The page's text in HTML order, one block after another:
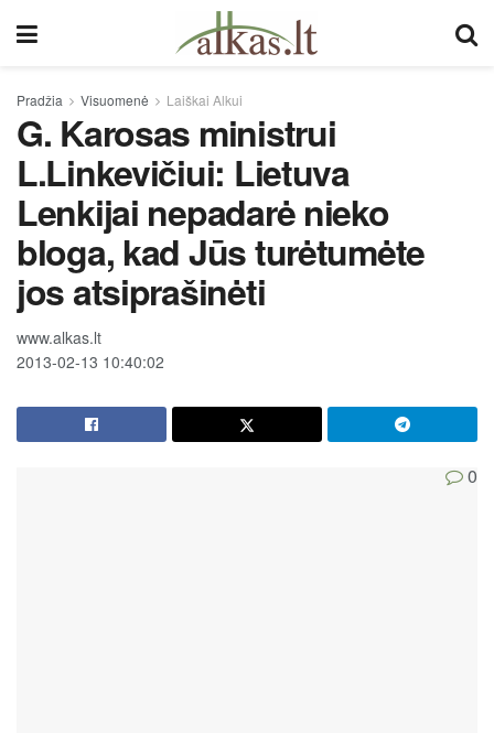
Pradžia Visuomenė Laiškai Alkui
G. Karosas ministrui
L.Linkevičiui: Lietuva
Lenkijai nepadarė nieko
bloga, kad Jūs turėtumėte
jos atsiprašinėti
www.alkas.lt
2013-02-13 10:40:02
0